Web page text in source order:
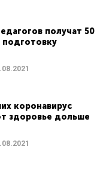
получат 50
подготовку
коронавирус
здоровье дольше